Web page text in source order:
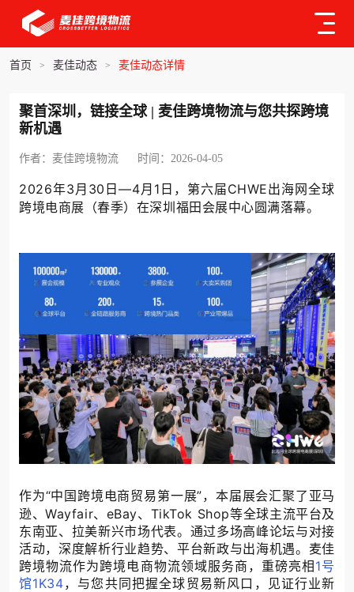
首页 > 麦佳动态 > 麦佳动态详情
聚首深圳，链接全球 | 麦佳跨境物流与您共探跨境
新机遇
作者：麦佳跨境物流 时间：2026-04-05
2026年3月30日—4月1日，第六届CHWE出海网全球
跨境电商展（春季）在深圳福田会展中心圆满落幕。
作为“中国跨境电商贸易第一展”， 本届展会汇聚了亚马
逊、Wayfair、eBay、TikTok Shop等全球主流平台及
东南亚、拉美新兴市场代表。 通过多场高峰论坛与对接
活动，深度解析行业趋势、平台新政与出海机遇。麦佳
跨境物流作为跨境电商物流领域服务商，重磅亮相1号
馆1K34，与您共同把握全球贸易新风口 ，
见证行业新